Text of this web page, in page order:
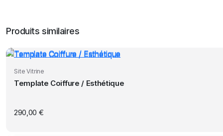
Produits similaires
Site Vitrine
Template Coiffure / Esthétique
290,00 €